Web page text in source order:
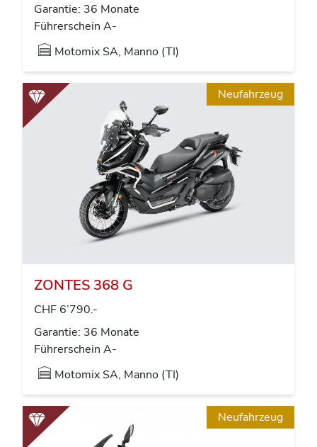
Garantie: 36 Monate
Führerschein A-
Motomix SA, Manno (TI)
Neufahrzeug
ZONTES 368 G
CHF 6’790.-
Garantie: 36 Monate
Führerschein A-
Motomix SA, Manno (TI)
Neufahrzeug